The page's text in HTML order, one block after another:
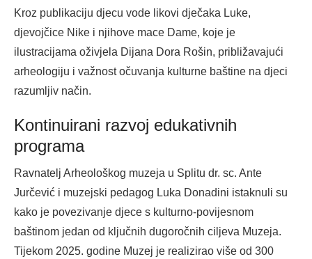
Kroz publikaciju djecu vode likovi dječaka Luke,
djevojčice Nike i njihove mace Dame, koje je
ilustracijama oživjela Dijana Dora Rošin, približavajući
arheologiju i važnost očuvanja kulturne baštine na djeci
razumljiv način.
Kontinuirani razvoj edukativnih
programa
Ravnatelj Arheološkog muzeja u Splitu dr. sc. Ante
Jurčević i muzejski pedagog Luka Donadini istaknuli su
kako je povezivanje djece s kulturno-povijesnom
baštinom jedan od ključnih dugoročnih ciljeva Muzeja.
Tijekom 2025. godine Muzej je realizirao više od 300